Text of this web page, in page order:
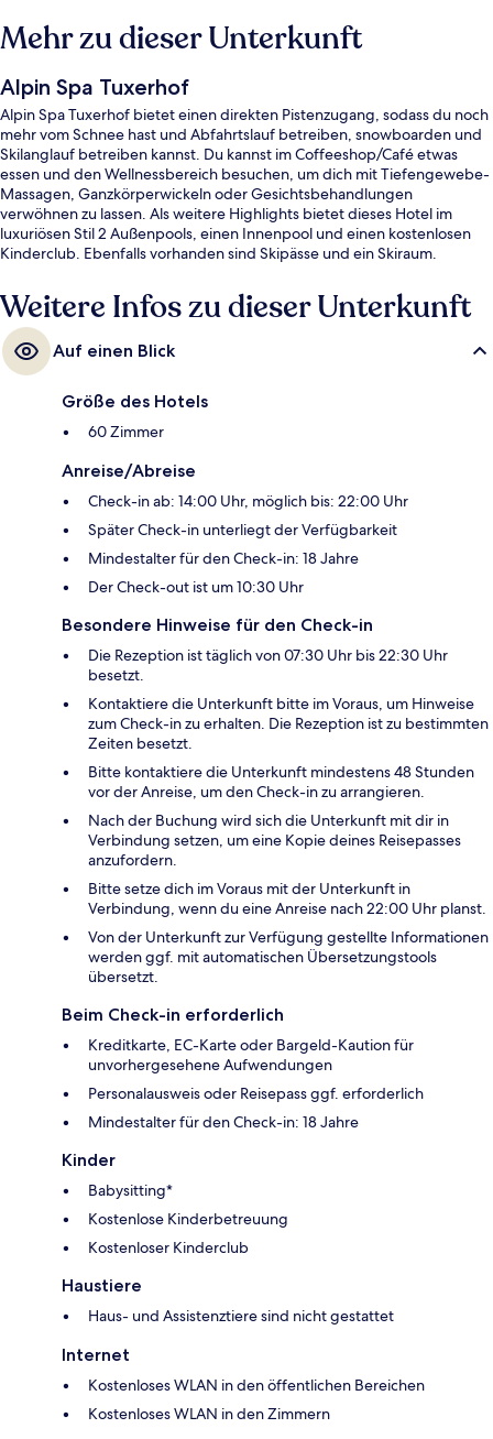
Mehr zu dieser Unterkunft
Alpin Spa Tuxerhof
Alpin Spa Tuxerhof bietet einen direkten Pistenzugang, sodass du noch
mehr vom Schnee hast und Abfahrtslauf betreiben, snowboarden und
Skilanglauf betreiben kannst. Du kannst im Coffeeshop/Café etwas
essen und den Wellnessbereich besuchen, um dich mit Tiefengewebe-
Massagen, Ganzkörperwickeln oder Gesichtsbehandlungen
verwöhnen zu lassen. Als weitere Highlights bietet dieses Hotel im
luxuriösen Stil 2 Außenpools, einen Innenpool und einen kostenlosen
Kinderclub. Ebenfalls vorhanden sind Skipässe und ein Skiraum.
Weitere Infos zu dieser Unterkunft
Auf einen Blick
Größe des Hotels
60 Zimmer
Anreise/Abreise
Check-in ab: 14:00 Uhr, möglich bis: 22:00 Uhr
Später Check-in unterliegt der Verfügbarkeit
Mindestalter für den Check-in: 18 Jahre
Der Check-out ist um 10:30 Uhr
Besondere Hinweise für den Check-in
Die Rezeption ist täglich von 07:30 Uhr bis 22:30 Uhr
besetzt.
Kontaktiere die Unterkunft bitte im Voraus, um Hinweise
zum Check-in zu erhalten. Die Rezeption ist zu bestimmten
Zeiten besetzt.
Bitte kontaktiere die Unterkunft mindestens 48 Stunden
vor der Anreise, um den Check-in zu arrangieren.
Nach der Buchung wird sich die Unterkunft mit dir in
Verbindung setzen, um eine Kopie deines Reisepasses
anzufordern.
Bitte setze dich im Voraus mit der Unterkunft in
Verbindung, wenn du eine Anreise nach 22:00 Uhr planst.
Von der Unterkunft zur Verfügung gestellte Informationen
werden ggf. mit automatischen Übersetzungstools
übersetzt.
Beim Check-in erforderlich
Kreditkarte, EC-Karte oder Bargeld-Kaution für
unvorhergesehene Aufwendungen
Personalausweis oder Reisepass ggf. erforderlich
Mindestalter für den Check-in: 18 Jahre
Kinder
Babysitting*
Kostenlose Kinderbetreuung
Kostenloser Kinderclub
Haustiere
Haus- und Assistenztiere sind nicht gestattet
Internet
Kostenloses WLAN in den öffentlichen Bereichen
Kostenloses WLAN in den Zimmern